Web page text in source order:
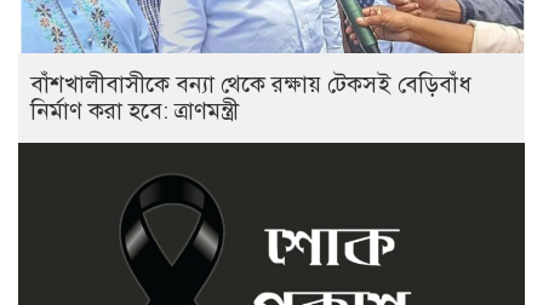
বাঁশখালীবাসীকে বন্যা থেকে রক্ষায় টেকসই বেড়িবাঁধ
নির্মাণ করা হবে: ত্রাণমন্ত্রী